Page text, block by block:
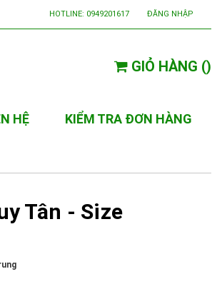
HOTLINE: 0949201617 ĐĂNG NHẬP
GIỎ HÀNG ()
HỆ KIỂM TRA ĐƠN HÀNG
Tân - Size